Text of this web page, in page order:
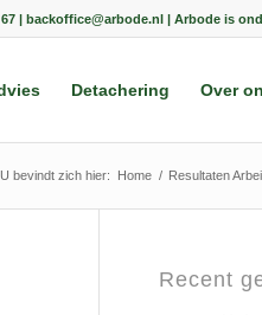
67 | backoffice@arbode.nl | Arbode is
Detachering Over
U bevindt zich hier: Home / Resultaten
Recent